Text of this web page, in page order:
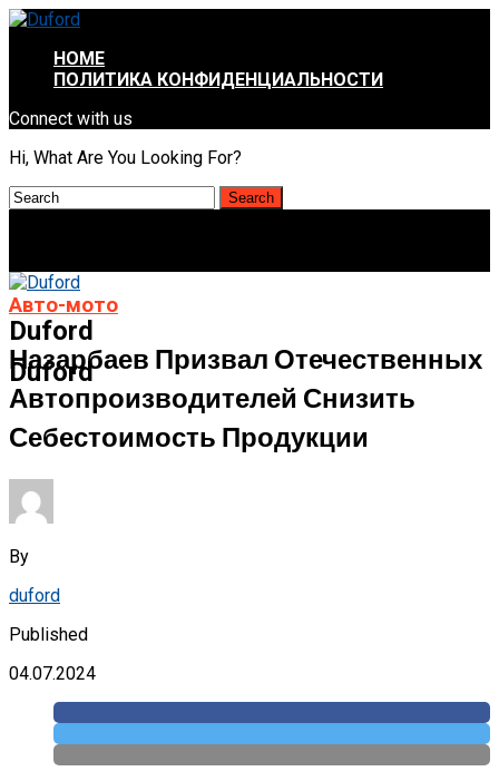
HOME
ПОЛИТИКА КОНФИДЕНЦИАЛЬНОСТИ
Connect with us
Hi, What Are You Looking For?
Duford
Duford
Авто-мото
Назарбаев Призвал Отечественных
Автопроизводителей Снизить
Себестоимость Продукции
By
duford
Published
04.07.2024